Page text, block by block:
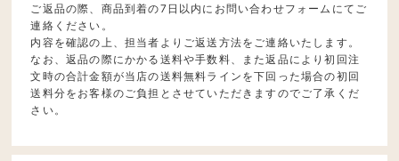
ご返品の際、商品到着の7日以内にお問い合わせフォームにてご
連絡ください。
内容を確認の上、担当者よりご返送方法をご連絡いたします。
なお、返品の際にかかる送料や手数料、また返品により初回注
文時の合計金額が当店の送料無料ラインを下回った場合の初回
送料分をお客様のご負担とさせていただきますのでご了承くだ
さい。